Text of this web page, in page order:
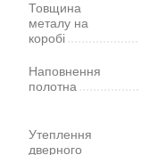
Товщина
металу на
коробі
Наповнення
полотна
Утеплення
дверного